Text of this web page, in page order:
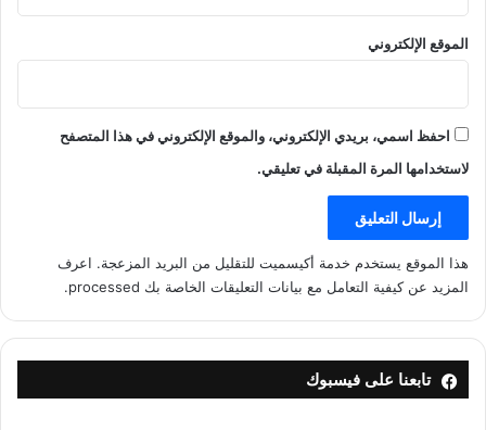
الموقع الإلكتروني
احفظ اسمي، بريدي الإلكتروني، والموقع الإلكتروني في هذا المتصفح
لاستخدامها المرة المقبلة في تعليقي.
هذا الموقع يستخدم خدمة أكيسميت للتقليل من البريد المزعجة. اعرف
المزيد عن كيفية التعامل مع بيانات التعليقات الخاصة بك processed
.
تابعنا على فيسبوك